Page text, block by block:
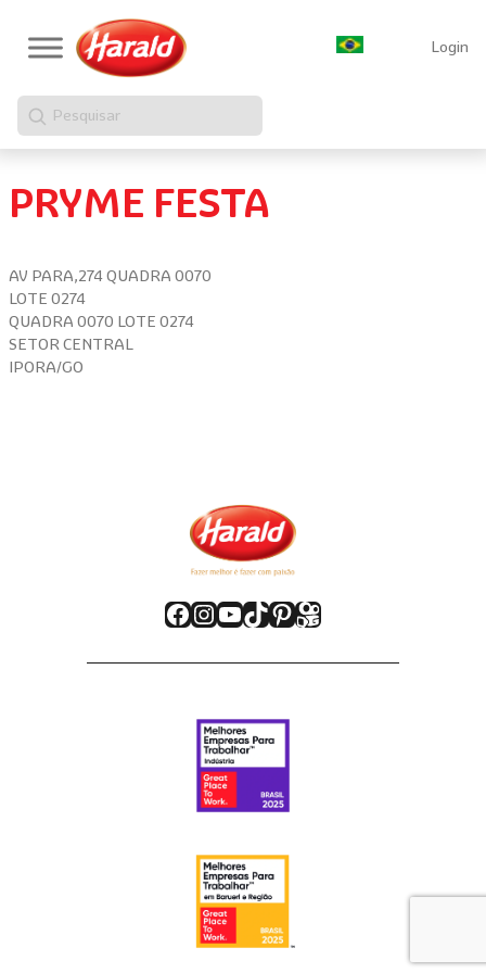
Login
Pesquisar
PRYME FESTA
AV PARA,274 QUADRA 0070
LOTE 0274
QUADRA 0070 LOTE 0274
SETOR CENTRAL
IPORA/GO
Facebook
Instagram
Youtube
TikTok
Pinterest
Kwai